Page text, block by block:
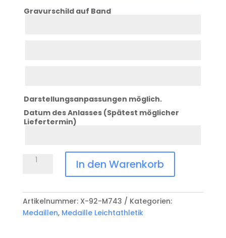
Gravurschild auf Band
Darstellungsanpassungen möglich.
Datum des Anlasses (Spätest möglicher
Liefertermin)
Medaille
92-
M743
Menge
In den Warenkorb
Artikelnummer: X-92-M743
Kategorien:
Medaillen, Medaille Leichtathletik